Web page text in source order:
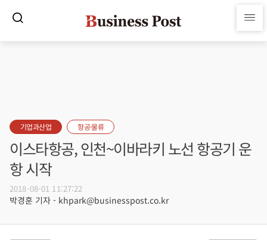
기업과산업 항공·물류
이스타항공, 인천~이바라키 노선 항공기 운
항 시작
2018-08-01 11:27:22
박경훈 기자 - khpark@businesspost.co.kr